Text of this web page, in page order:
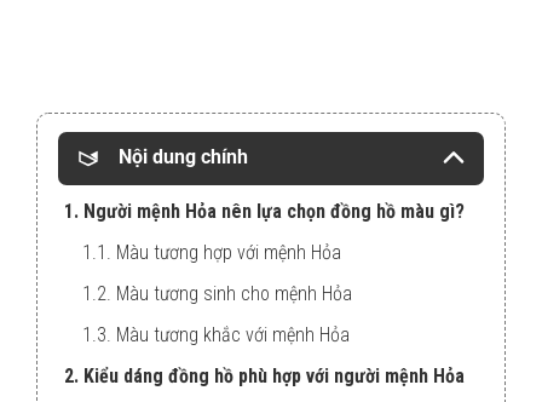
Nội dung chính
1. Người mệnh Hỏa nên lựa chọn đồng hồ màu gì?
1.1. Màu tương hợp với mệnh Hỏa
1.2. Màu tương sinh cho mệnh Hỏa
1.3. Màu tương khắc với mệnh Hỏa
2. Kiểu dáng đồng hồ phù hợp với người mệnh Hỏa